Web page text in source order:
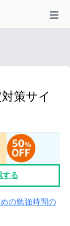
策サイ
する
の勉強時間の